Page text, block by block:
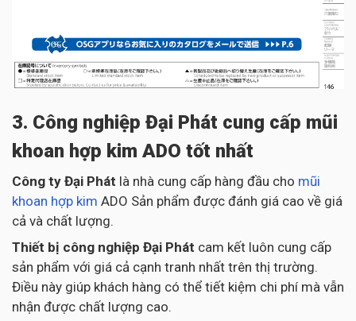
3. Công nghiệp Đại Phát cung cấp mũi
khoan hợp kim ADO tốt nhất
Công ty Đại Phát là nhà cung cấp hàng đầu cho mũi
khoan hợp kim ADO Sản phẩm được đánh giá cao về giá
cả và chất lượng.
Thiết bị công nghiệp Đại Phát cam kết luôn cung cấp
sản phẩm với giá cả cạnh tranh nhất trên thị trường.
Điều này giúp khách hàng có thể tiết kiệm chi phí mà vẫn
nhận được chất lượng cao.